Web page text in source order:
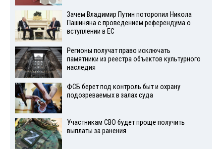
Зачем Владимир Путин поторопил Никола
Пашиняна с проведением референдума о
вступлении в ЕС
Регионы получат право исключать
памятники из реестра объектов культурного
наследия
ФСБ берет под контроль быт и охрану
подозреваемых в залах суда
Участникам СВО будет проще получить
выплаты за ранения